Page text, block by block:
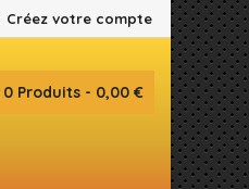
Créez votre compte
0 Produits - 0,00 €